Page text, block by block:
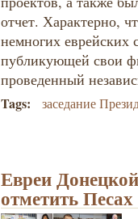
отчет. Характерно,
немногих еврейских
публикующей свои
проведенный
Tags: заседание
Евреи
отметить Песах